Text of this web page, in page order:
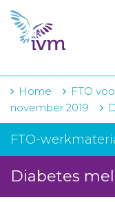
VMI
FTO
IVM-academie
Projecten
Home FTO
november 2019
FTO-
Diabetes